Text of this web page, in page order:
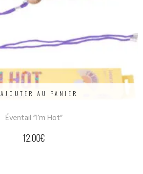
AJOUTER AU PANIER
Éventail “I’m Hot”
12.00€